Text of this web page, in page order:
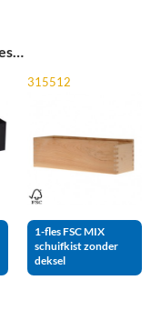
315512
1-fles FSC MIX
schuifkist zonder
deksel